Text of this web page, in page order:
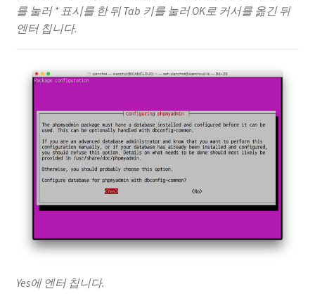
를 눌러 * 표시를 한 뒤 Tab 키를 눌러 OK로 커서를 옮긴 뒤
엔터 칩니다.
Yes에 엔터 칩니다.